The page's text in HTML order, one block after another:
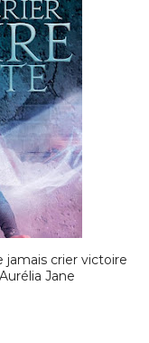
jamais crier victoire
Jane